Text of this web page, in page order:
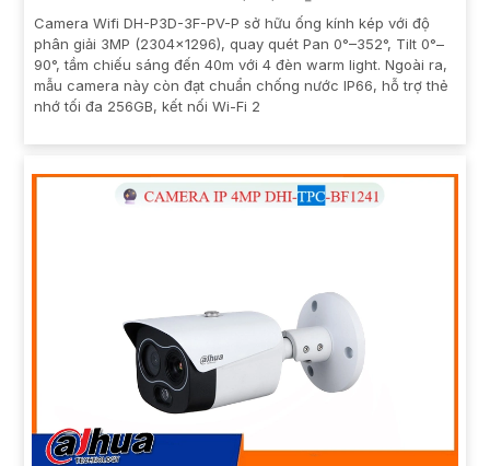
Camera Wifi DH-P3D-3F-PV-P sở hữu ống kính kép với độ
phân giải 3MP (2304x1296), quay quét Pan 0°–352°, Tilt 0°–
90°, tầm chiếu sáng đến 40m với 4 đèn warm light. Ngoài ra,
mẫu camera này còn đạt chuẩn chống nước IP66, hỗ trợ thẻ
nhớ tối đa 256GB, kết nối Wi-Fi 2